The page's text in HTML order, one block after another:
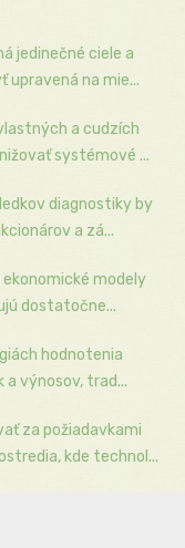
jedinečné ciele a
upravená na mie...
a cudzích
systémové ...
diagnostiky by
a zá...
modely
dostatočne...
hodnotenia
a výnosov, trad...
za požiadavkami
kde technol...